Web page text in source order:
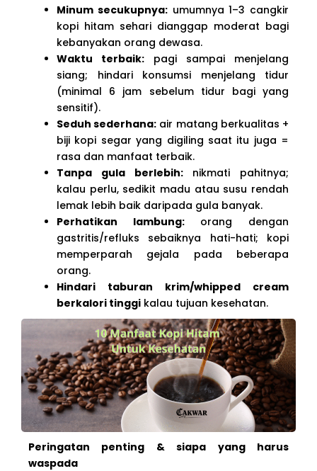
Minum secukupnya:umumnya 1–3 cangkir
kopi hitam sehari dianggap moderat bagi
kebanyakan orang dewasa.
Waktu terbaik: pagi sampai menjelang
siang; hindari konsumsi menjelang tidur
(minimal 6 jam sebelum tidur bagi yang
sensitif).
Seduh sederhana: air matang berkualitas +
biji kopi segar yang digiling saat itu juga =
rasa dan manfaat terbaik.
Tanpa gula berlebih:nikmati pahitnya;
kalau perlu, sedikit madu atau susu rendah
lemak lebih baik daripada gula banyak.
Perhatikan lambung:orang dengan
gastritis/refluks sebaiknya hati-hati; kopi
memperparah gejala pada beberapa
orang.
Hindari taburan krim/whipped cream
berkalori tinggi kalau tujuan kesehatan.
Peringatan penting & siapa yang harus
waspada